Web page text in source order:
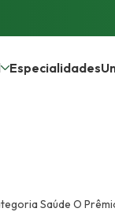
Especialidades
Saúde O